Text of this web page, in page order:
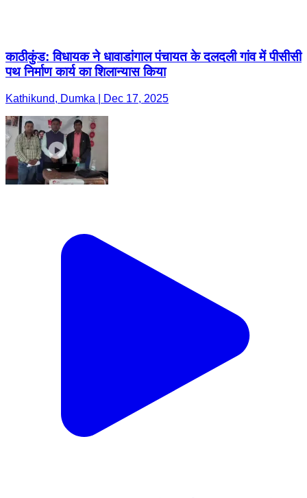
काठीकुंड: विधायक ने धावाडांगाल पंचायत के दलदली गांव में पीसीसी
पथ निर्माण कार्य का शिलान्यास किया
Kathikund, Dumka | Dec 17, 2025